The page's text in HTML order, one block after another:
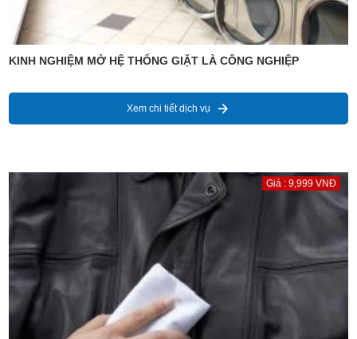
KINH NGHIỆM MỞ HỆ THỐNG GIẶT LÀ CÔNG NGHIỆP
Xem chi tiết dịch vụ
Giá : 9,999 VNĐ